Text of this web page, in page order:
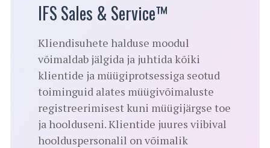
IFS Sales & Service™
Kliendisuhete halduse moodul
võimaldab jälgida ja juhtida kõiki
klientide ja müügiprotsessiga seotud
toiminguid alates müügivõimaluste
registreerimisest kuni müügijärgse toe
ja hoolduseni. Klientide juures viibival
hoolduspersonalil on võimalik